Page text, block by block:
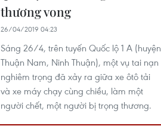
thương vong
26/04/2019 04:23
Sáng 26/4, trên tuyến Quốc lộ 1 A (huyện
Thuận Nam, Ninh Thuận), một vụ tai nạn
nghiêm trọng đã xảy ra giữa xe ôtô tải
và xe máy chạy cùng chiều, làm một
người chết, một người bị trọng thương.